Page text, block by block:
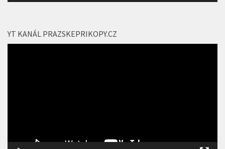
YT KANÁL PRAZSKEPRIKOPY.CZ